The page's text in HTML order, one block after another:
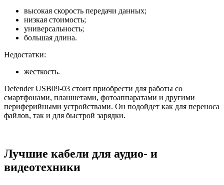
высокая скорость передачи данных;
низкая стоимость;
универсальность;
большая длина.
Недостатки:
жесткость.
Defender USB09-03 стоит приобрести для работы со
смартфонами, планшетами, фотоаппаратами и другими
периферийными устройствами. Он подойдет как для переноса
файлов, так и для быстрой зарядки.
Лучшие кабели для аудио- и
видеотехники